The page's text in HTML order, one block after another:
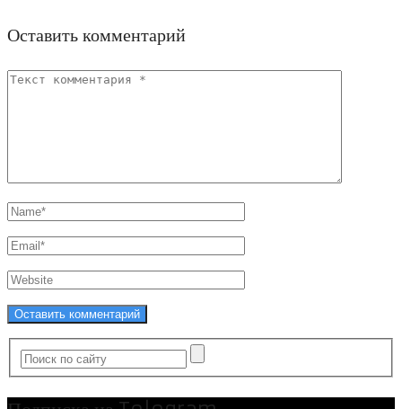
Оставить комментарий